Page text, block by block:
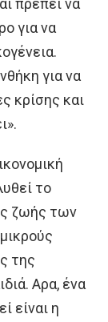
πρέπει να
για να
για να
κρίσης και
το
ζωής των
της
Αρα, ένα
είναι η